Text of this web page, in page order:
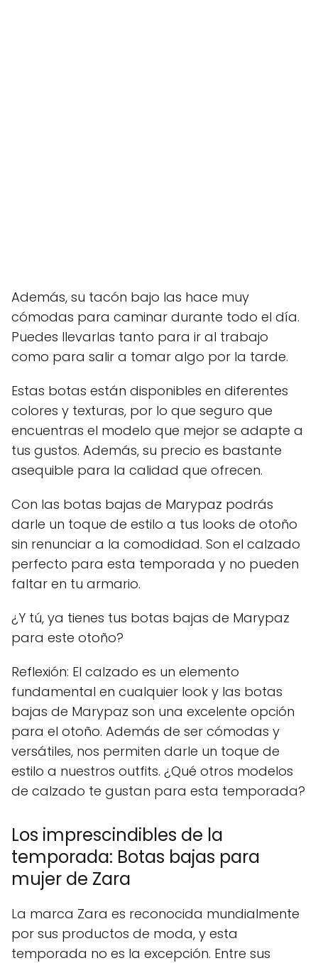
Además, su tacón bajo las hace muy
cómodas para caminar durante todo el día.
Puedes llevarlas tanto para ir al trabajo
como para salir a tomar algo por la tarde.
Estas botas están disponibles en diferentes
colores y texturas, por lo que seguro que
encuentras el modelo que mejor se adapte a
tus gustos. Además, su precio es bastante
asequible para la calidad que ofrecen.
Con las botas bajas de Marypaz podrás
darle un toque de estilo a tus looks de otoño
sin renunciar a la comodidad. Son el calzado
perfecto para esta temporada y no pueden
faltar en tu armario.
¿Y tú, ya tienes tus botas bajas de Marypaz
para este otoño?
Reflexión: El calzado es un elemento
fundamental en cualquier look y las botas
bajas de Marypaz son una excelente opción
para el otoño. Además de ser cómodas y
versátiles, nos permiten darle un toque de
estilo a nuestros outfits. ¿Qué otros modelos
de calzado te gustan para esta temporada?
Los imprescindibles de la
temporada: Botas bajas para
mujer de Zara
La marca Zara es reconocida mundialmente
por sus productos de moda, y esta
temporada no es la excepción. Entre sus